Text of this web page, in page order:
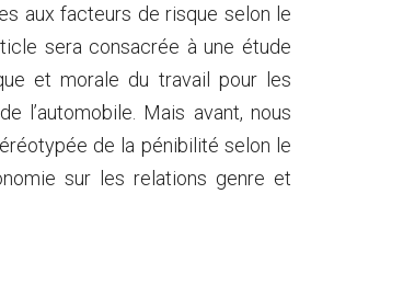
aux facteurs de risque selon le
sera consacrée à une étude
et morale du travail pour les
l’automobile. Mais avant, nous
de la pénibilité selon le
sur les relations genre et